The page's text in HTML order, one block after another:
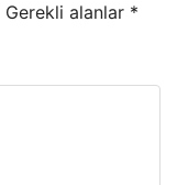
Gerekli alanlar *